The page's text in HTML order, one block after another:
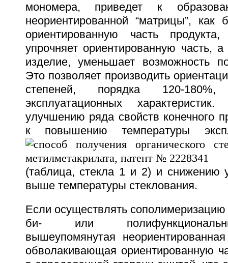
мономера, приведет к
неориентированной “матрицы”,
ориентированную часть
упрочняет ориентированную часть,
изделие, уменьшает возможность
Это позволяет производить
степеней, порядка 120-
эксплуатационных
улучшению ряда свойств конечного
к повышению температуры
(таблица, стекла 1 и 2) и снижению
выше температуры стеклования.
Если осуществлять
би- или
вышеупомянутая
обволакивающая ориентированную